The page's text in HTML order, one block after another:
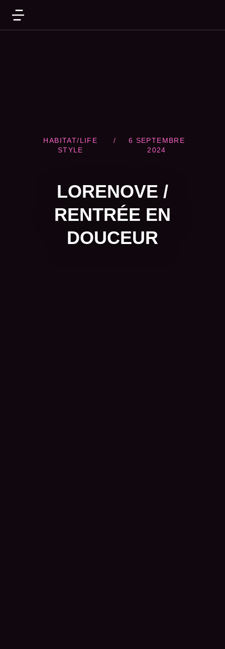
HABITAT/LIFE
STYLE
/
6 SEPTEMBRE
2024
LORENOVE /
RENTRÉE EN
DOUCEUR